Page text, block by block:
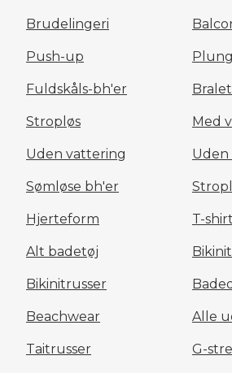
Brudelingeri
Push-up
Fuldskåls-bh'er
Stropløs Med
Uden vattering Uden
Sømløse bh'er
Hjerteform T-shirt
Alt badetøj
Bikinitrusser
Beachwear Alle
Taitrusser G-